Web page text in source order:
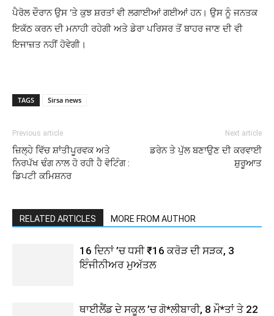
ਪੈਰੋਲ ਦੌਰਾਨ ਉਸ ‘ਤੇ ਕੁਝ ਸ਼ਰਤਾਂ ਵੀ ਲਗਾਈਆਂ ਗਈਆਂ ਹਨ। ਉਸ ਨੂੰ ਜਨਤਕ
ਇਕੱਠ ਕਰਨ ਦੀ ਮਨਾਹੀ ਰਹੇਗੀ ਅਤੇ ਡੇਰਾ ਪਰਿਸਰ ਤੋਂ ਬਾਹਰ ਜਾਣ ਦੀ ਵੀ
ਇਜਾਜ਼ਤ ਨਹੀਂ ਹੋਵੇਗੀ।
TAGS Sirsa news
Previous article
ਜ਼ਿਲ੍ਹੇ ਵਿੱਚ ਸ਼ਾਂਤੀਪੂਰਵਕ ਅਤੇ
ਨਿਰਪੱਖ ਢੰਗ ਨਾਲ ਹੋ ਰਹੀ ਹੈ ਵੋਟਿੰਗ :
ਡਿਪਟੀ ਕਮਿਸ਼ਨਰ
Next article
ਡਰੇਨ ਤੇ ਪੁੱਲ ਬਣਾਉਣ ਦੀ ਕਰਵਾਈ
ਸ਼ੁਰੂਆਤ
RELATED ARTICLES MORE FROM AUTHOR
16 ਦਿਨਾਂ ’ਚ ਧਸੀ ₹16 ਕਰੋੜ ਦੀ ਸੜਕ, 3
ਇੰਜੀਨੀਅਰ ਮੁਅੱਤਲ
ਥਾਈਲੈਂਡ ਦੇ ਸਕੂਲ ’ਚ ਗੋ*ਲੀਬਾਰੀ, 8 ਮੌ*ਤਾਂ ਤੇ 22